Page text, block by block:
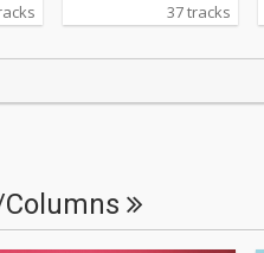
だ、「Indies Best」
37 tracks